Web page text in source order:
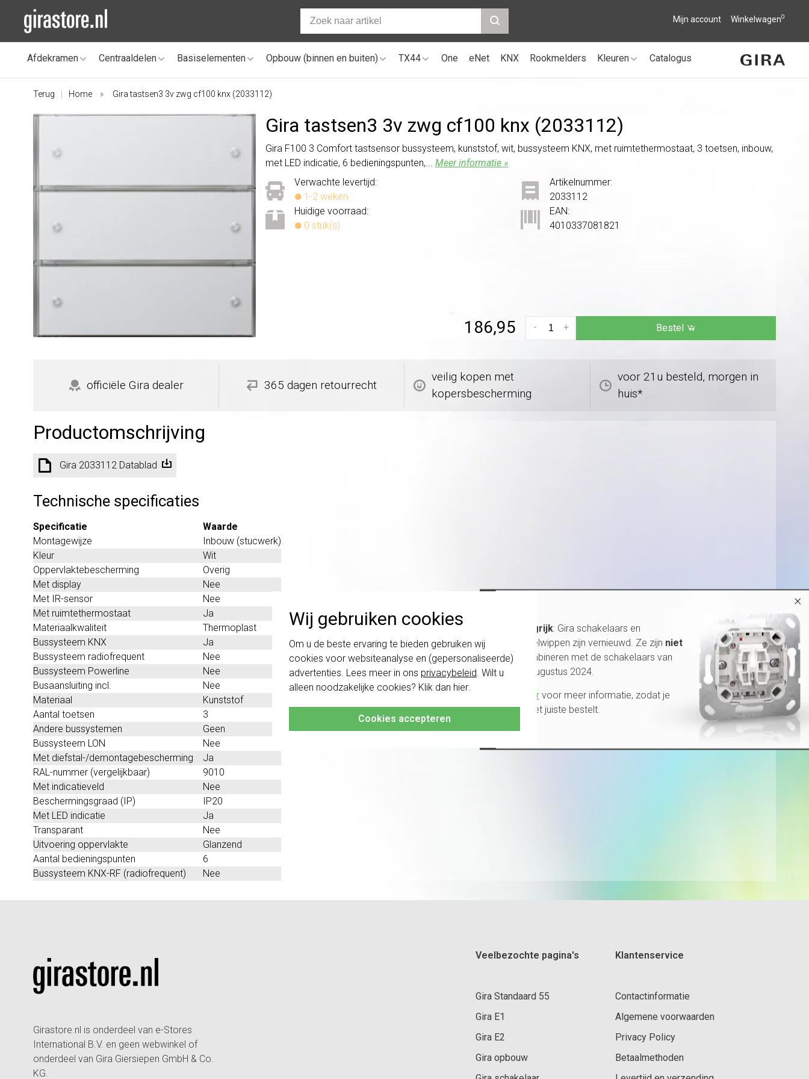
Wij gebruiken cookies
Om u de beste ervaring te bieden gebruiken wij
cookies voor websiteanalyse en (gepersonaliseerde)
advertenties. Lees meer in ons privacybeleid . Wilt u
alleen noodzakelijke cookies? Klik dan hier
Cookies accepteren
Mijn account Winkelwagen0
Afdekramen Centraaldelen Basiselementen Opbouw (binnen en buiten) TX44 One eNet KNX Rookmelders Kleuren Catalogus
Terug Home Gira tastsen3 3v zwg cf100 knx (2033112)
Gira tastsen3 3v zwg cf100 knx (2033112)
Gira F100 3 Comfort tastsensor bussysteem, kunststof, wit, bussysteem KNX, met ruimtethermostaat, 3 toetsen, inbouw,
met LED indicatie, 6 bedieningspunten,...Meer informatie »
Verwachte levertijd:
1-2 weken
Huidige voorraad:
0 stuk(s)
Artikelnummer:
2033112
EAN:
4010337081821
186,95 +
- Bestel
officiële Gira dealer 365 dagen retourrecht
veilig kopen met
kopersbescherming
voor 21u besteld, morgen in
huis*
Productomschrijving
Gira 2033112 Datablad
Technische specificaties
Specificatie
Waarde
Montagewijze
Inbouw (stucwerk)
Kleur
Wit
Oppervlaktebescherming
Overig
Met display
Nee
Met IR-sensor
Nee
Met ruimtethermostaat
Ja
Materiaalkwaliteit
Thermoplast
Bussysteem KNX
Ja
Bussysteem radiofrequent
Nee
Bussysteem Powerline
Nee
Busaansluiting incl.
Nee
Materiaal
Kunststof
Aantal toetsen
3
Andere bussystemen
Geen
Bussysteem LON
Nee
Met diefstal-/demontagebescherming
Ja
RAL-nummer (vergelijkbaar)
9010
Met indicatieveld
Nee
Beschermingsgraad (IP)
IP20
Met LED indicatie
Ja
Transparant
Nee
Uitvoering oppervlakte
Glanzend
Aantal bedieningspunten
6
Bussysteem KNX-RF (radiofrequent)
Nee
Girastore.nl is onderdeel van e-Stores
International B.V. en geen webwinkel of
onderdeel van Gira Giersiepen GmbH & Co.
KG.
Veelbezochte pagina's
Gira Standaard 55
Gira E1
Gira E2
Gira opbouw
Klantenservice
Contactinformatie
Algemene voorwaarden
Privacy Policy
Betaalmethoden
×
Belangrijk: Gira schakelaars en
schakelwippen zijn vernieuwd. Ze zijn niet
te combineren met de schakelaars van
vóór augustus 2024.
Klik hier voor meer informatie, zodat je
altijd het juiste bestelt.